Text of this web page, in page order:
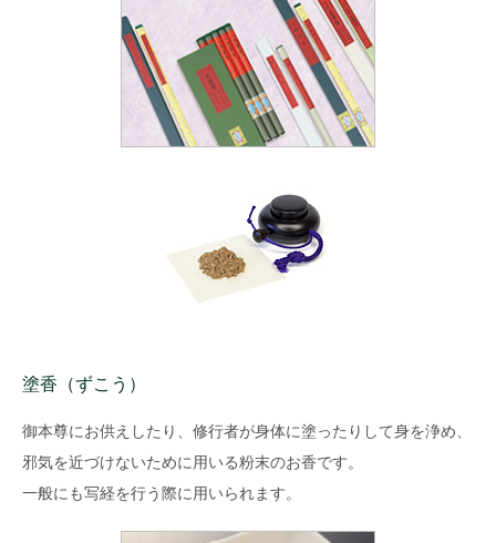
塗香（ずこう）
御本尊にお供えしたり、修行者が身体に塗ったりして身を浄め、
邪気を近づけないために用いる粉末のお香です。
一般にも写経を行う際に用いられます。